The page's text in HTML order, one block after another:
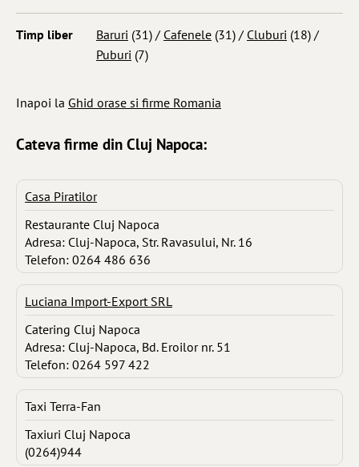
Timp liber Baruri (31) / Cafenele (31) / Cluburi (18) /
Puburi (7)
Inapoi la Ghid orase si firme Romania
Cateva firme din Cluj Napoca:
Casa Piratilor
Restaurante Cluj Napoca
Adresa: Cluj-Napoca, Str. Ravasului, Nr. 16
Telefon: 0264 486 636
Luciana Import-Export SRL
Catering Cluj Napoca
Adresa: Cluj-Napoca, Bd. Eroilor nr. 51
Telefon: 0264 597 422
Taxi Terra-Fan
Taxiuri Cluj Napoca
(0264)944